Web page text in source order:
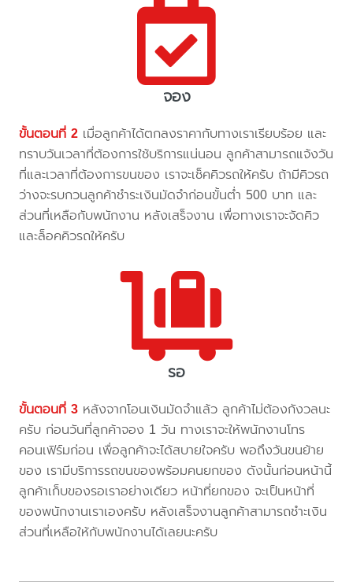
จอง
ขั้นตอนที่ 2 เมื่อลูกค้าได้ตกลงราคากับทางเราเรียบร้อย และ
ทราบวันเวลาที่ต้องการใช้บริการแน่นอน ลูกค้าสามารถแจ้งวัน
ที่และเวลาที่ต้องการขนของ เราจะเช็คคิวรถให้ครับ ถ้ามีคิวรถ
ว่างจะรบกวนลูกค้าชำระเงินมัดจำก่อนขั้นต่ำ 500 บาท และ
ส่วนที่เหลือกับพนักงาน หลังเสร็จงาน เพื่อทางเราจะจัดคิว
และล็อคคิวรถให้ครับ
รอ
ขั้นตอนที่ 3 หลังจากโอนเงินมัดจำแล้ว ลูกค้าไม่ต้องกังวลนะ
ครับ ก่อนวันที่ลูกค้าจอง 1 วัน ทางเราจะให้พนักงานโทร
คอนเฟิร์มก่อน เพื่อลูกค้าจะได้สบายใจครับ พอถึงวันขนย้าย
ของ เรามีบริการรถขนของพร้อมคนยกของ ดังนั้นก่อนหน้านี้
ลูกค้าเก็บของรอเราอย่างเดียว หน้าที่ยกของ จะเป็นหน้าที่
ของพนักงานเราเองครับ หลังเสร็จงานลูกค้าสามารถชำะเงิน
ส่วนที่เหลือให้กับพนักงานได้เลยนะครับ